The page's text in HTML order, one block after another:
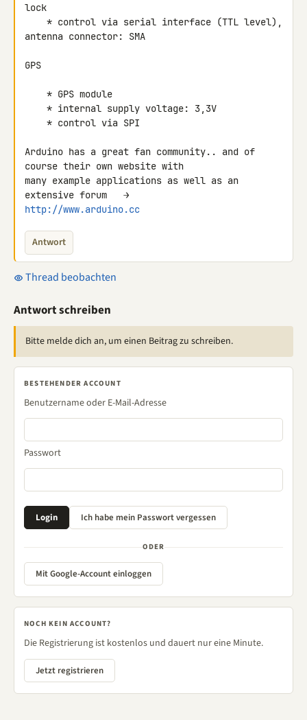
lock
antenna connector: SMA
GPS
Arduino has a great fan community.. and of
course their own website with
many example applications as well as an
http://www.arduino.cc
Antwort
Thread beobachten
Antwort schreiben
Bitte melde dich an, um einen Beitrag zu schreiben.
BESTEHENDER ACCOUNT
Benutzername oder E-Mail-Adresse
Passwort
ODER
Mit Google-Account einloggen
NOCH KEIN ACCOUNT?
Die Registrierung ist kostenlos und dauert nur eine Minute.
Jetzt registrieren